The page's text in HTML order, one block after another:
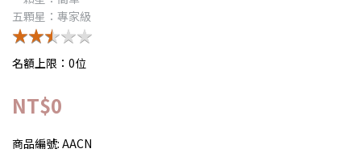
五顆星：專家級
★★★★★
★★★★★
名額上限：0位
NT$0
商品編號: AACN